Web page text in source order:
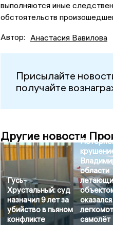
выполняются иные
обстоятельств
Автор: Анастасия Вавилова
Присылайте
получайте
Другие новости
Гусь-
Хрустальный: суд
назначил 9 лет за
убийство в пьяном
конфликте
области
оказался
самолёт